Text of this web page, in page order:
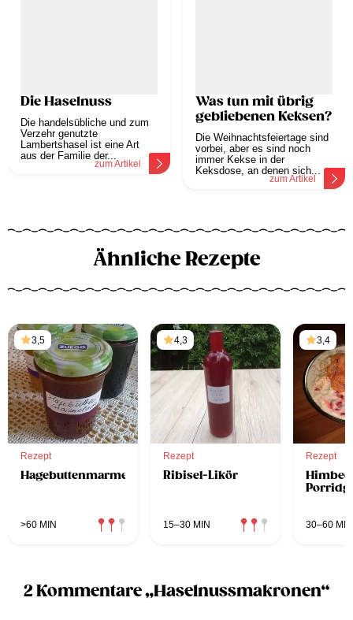
Die Haselnuss
Die handelsübliche und zum
Verzehr genutzte
Lambertshasel ist eine Art
aus der Familie der...
zum Artikel
Was tun mit übrig
gebliebenen Keksen?
Die Weihnachtsfeiertage sind
vorbei, aber es sind noch
immer Kekse in der
Keksdose, an denen sich...
zum Artikel
Ähnliche Rezepte
3,5
Rezept
Hagebuttenmarmelade
>60 MIN
4,3
Rezept
Ribisel-Likör
15–30 MIN
3,4
Rezept
30–60 MIN
2 Kommentare „Haselnussmakronen“